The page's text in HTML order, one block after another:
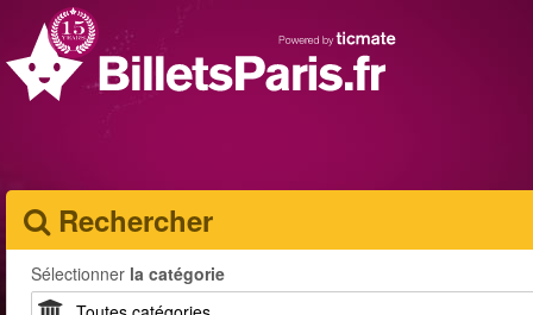
Rechercher
Sélectionner la catégorie